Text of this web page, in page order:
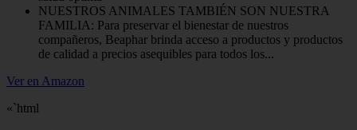
NUESTROS ANIMALES TAMBIÉN SON NUESTRA
FAMILIA: Para preservar el bienestar de nuestros
compañeros, Beaphar brinda acceso a productos y productos
de calidad a precios asequibles para todos los...
Ver en Amazon
«`html